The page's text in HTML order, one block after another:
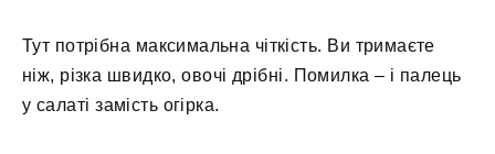
Тут потрібна максимальна чіткість. Ви тримаєте
ніж, різка швидко, овочі дрібні. Помилка – і палець
у салаті замість огірка.